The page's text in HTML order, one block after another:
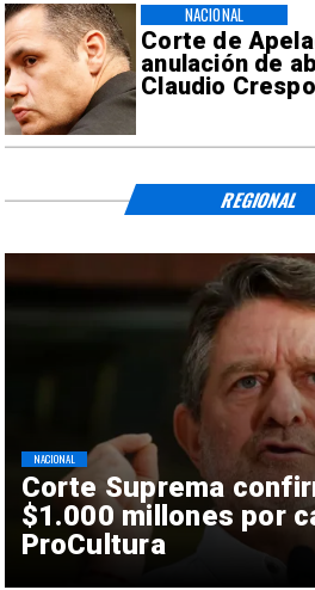
Corte de
anulación de
Claudio Crespo
NACIONAL
Corte Suprema
$1.000 millones por
ProCultura
NACIONAL
REGIONAL